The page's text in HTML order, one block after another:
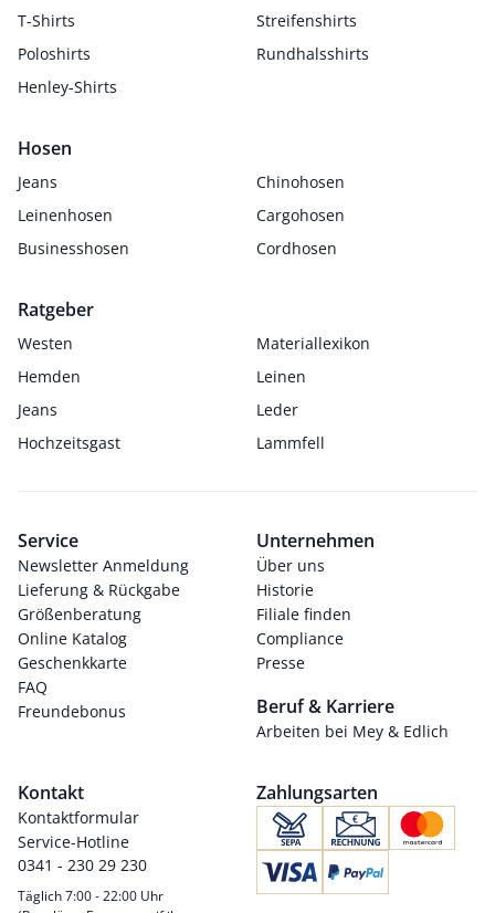
T-Shirts
Streifenshirts
Poloshirts
Rundhalsshirts
Henley-Shirts
Hosen
Jeans
Chinohosen
Leinenhosen
Cargohosen
Businesshosen
Cordhosen
Ratgeber
Westen
Materiallexikon
Hemden
Leinen
Jeans
Leder
Hochzeitsgast
Lammfell
Service
Newsletter Anmeldung
Lieferung & Rückgabe
Größenberatung
Online Katalog
Geschenkkarte
FAQ
Freundebonus
Unternehmen
Über uns
Historie
Filiale finden
Compliance
Presse
Beruf & Karriere
Arbeiten bei Mey & Edlich
Kontakt
Kontaktformular
Service-Hotline
0341 - 230 29 230
Täglich 7:00 - 22:00 Uhr
Zahlungsarten